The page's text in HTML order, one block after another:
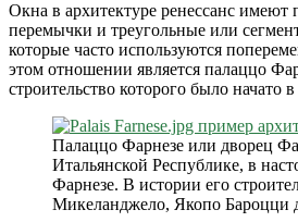
Окна в архитектуре ренессанс имеют
перемычки и треугольные или
которые часто используются
этом отношении является палаццо
строительство которого было начато
Палаццо Фарнезе или дворец
Итальянской Республике, в
Фарнезе. В истории его
Микеланджело, Якопо Бароцци